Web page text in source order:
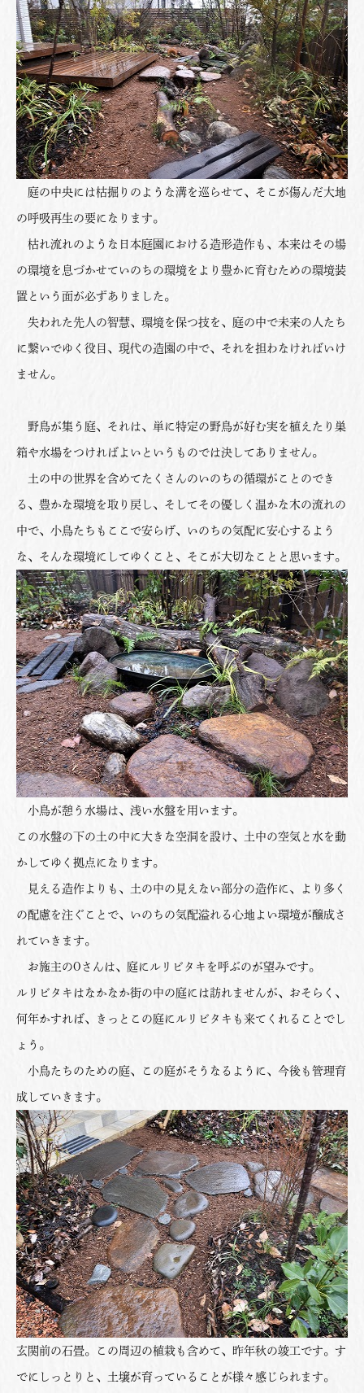
庭の中央には枯掘りのような溝を巡らせて、そこが傷んだ大地
の呼吸再生の要になります。
枯れ流れのような日本庭園における造形造作も、本来はその場
の環境を息づかせていのちの環境をより豊かに育むための環境装
置という面が必ずありました。
失われた先人の智慧、環境を保つ技を、庭の中で未来の人たち
に繋いでゆく役目、現代の造園の中で、それを担わなければいけ
ません。
野鳥が集う庭、それは、単に特定の野鳥が好む実を植えたり巣
箱や水場をつければよいというものでは決してありません。
土の中の世界を含めてたくさんのいのちの循環がことのでき
る、豊かな環境を取り戻し、そしてその優しく温かな木の流れの
中で、小鳥たちもここで安らげ、いのちの気配に安心するよう
な、そんな環境にしてゆくこと、そこが大切なことと思います。
小鳥が憩う水場は、浅い水盤を用います。
この水盤の下の土の中に大きな空洞を設け、土中の空気と水を動
かしてゆく拠点になります。
見える造作よりも、土の中の見えない部分の造作に、より多く
の配慮を注ぐことで、いのちの気配溢れる心地よい環境が醸成さ
れていきます。
お施主のOさんは、庭にルリビタキを呼ぶのが望みです。
ルリビタキはなかなか街の中の庭には訪れませんが、おそらく、
何年かすれば、きっとこの庭にルリビタキも来てくれることでし
ょう。
小鳥たちのための庭、この庭がそうなるように、今後も管理育
成していきます。
玄関前の石畳。この周辺の植栽も含めて、昨年秋の竣工です。す
でにしっとりと、土壌が育っていることが様々感じられます。